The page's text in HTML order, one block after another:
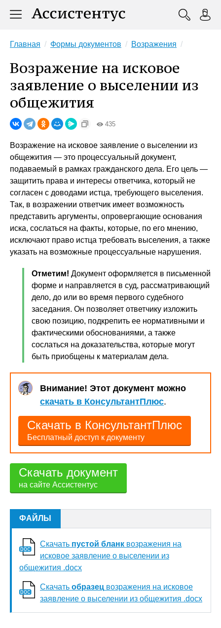
Главная Формы документов Возражения
Возражение на исковое
заявление о выселении из
общежития
435
Возражение на исковое заявление о выселении из
общежития — это процессуальный документ,
подаваемый в рамках гражданского дела. Его цель —
защитить права и интересы ответчика, который не
согласен с доводами истца, требующего выселения.
Так, в возражении ответчик имеет возможность
представить аргументы, опровергающие основания
иска, сослаться на факты, которые, по его мнению,
исключают право истца требовать выселения, а также
указать на возможные процессуальные нарушения.
Отметим! Документ оформляется в письменной
форме и направляется в суд, рассматривающий
дело, до или во время первого судебного
заседания. Он позволяет ответчику изложить
свою позицию, подкрепить ее нормативными и
фактическими обоснованиями, а также
сослаться на доказательства, которые могут
быть приобщены к материалам дела.
Внимание! Этот документ можно
скачать в КонсультантПлюс.
Скачать в КонсультантПлюс
Бесплатный доступ к документу
Скачать документ
на сайте Ассистентус
ФАЙЛЫ
Скачать пустой бланк возражения на
исковое заявление о выселении из
общежития .docx
Скачать образец возражения на исковое
заявление о выселении из общежития .docx